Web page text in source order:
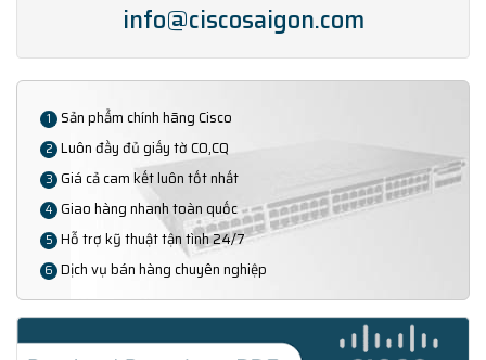
info@ciscosaigon.com
1 Sản phẩm chính hãng Cisco
2 Luôn đầy đủ giấy tờ CO,CQ
3 Giá cả cam kết luôn tốt nhất
4 Giao hàng nhanh toàn quốc
5 Hỗ trợ kỹ thuật tận tình 24/7
6 Dịch vụ bán hàng chuyên nghiệp